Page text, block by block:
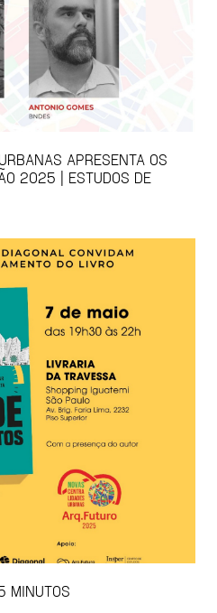
APRESENTA OS
2025 | ESTUDOS DE
MINUTOS